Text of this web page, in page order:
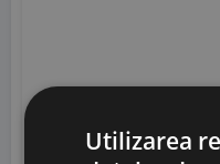
Pieropan
Utilizarea